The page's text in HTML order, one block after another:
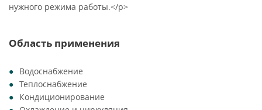
нужного режима работы.</p>
Область применения
Водоснабжение
Теплоснабжение
Кондиционирование